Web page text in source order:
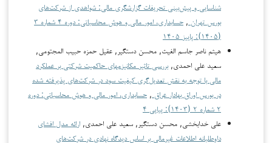
شناسایی و پیش‌بینی تحریفات گزارشگری مالی: شواهدی از شرکت‌های
بورس تهران ,
حسابداری، امور مالی و هوش محاسباتی: دوره ۴ شماره ۳
(۱۴۰۵): پاییز ۱۴۰۵
هیثم ناصر جاسم الغیث, محسن دستگیر, عقيل حمزه حبیب المجتومى,
سعید علی احمدی,بررسی تاثیر مکانیزم­های حاکمیت شرکتی بر عملکرد
مالی با توجه به نقش تعدیل‌گری کیفیت سود در شرکت‌های پذیرفته شده
در بورس اوراق بهادار عراق , حسابداری، امور مالی و هوش محاسباتی: دوره
۲ شماره ۲ (۱۴۰۳): پیاپی ۴
علی خدابخشی, محسن دستگیر, سعید علی احمدی, ارائه مدل افشای
داوطلبانه اطلاعات غیرمالی بر اساس دیدگاه نهادی در شرکت‌های